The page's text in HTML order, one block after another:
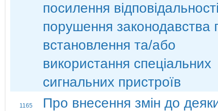
посилення
порушення законодавства
встановлення та/або
використання спеціальних
сигнальних пристроїв
1165
Про внесення змін до